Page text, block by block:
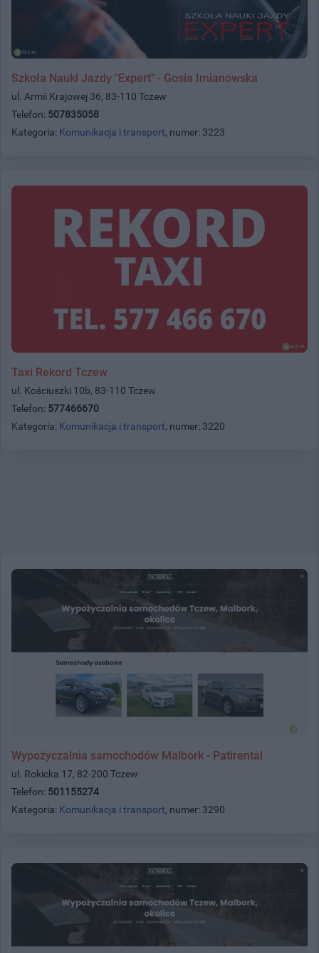
Szkoła Nauki Jazdy "Expert" - Gosia Imianowska
ul. Armii Krajowej 36, 83-110 Tczew
Telefon: 507835058
Kategoria: Komunikacja i transport, numer: 3223
Taxi Rekord Tczew
ul. Kościuszki 10b, 83-110 Tczew
Telefon: 577466670
Kategoria: Komunikacja i transport, numer: 3220
Wypożyczalnia samochodów Malbork - Patirental
ul. Rokicka 17, 82-200 Tczew
Telefon: 501155274
Kategoria: Komunikacja i transport, numer: 3290